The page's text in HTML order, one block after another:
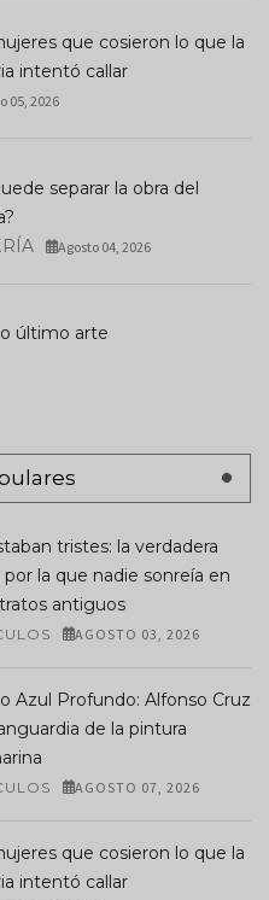
que cosieron lo que la
intentó callar
05, 2026
separar la obra del
Agosto 04, 2026
último arte
tristes: la verdadera
por la que nadie sonreía en
antiguos
AGOSTO 03, 2026
Azul Profundo: Alfonso Cruz
de la pintura
AGOSTO 07, 2026
que cosieron lo que la
intentó callar